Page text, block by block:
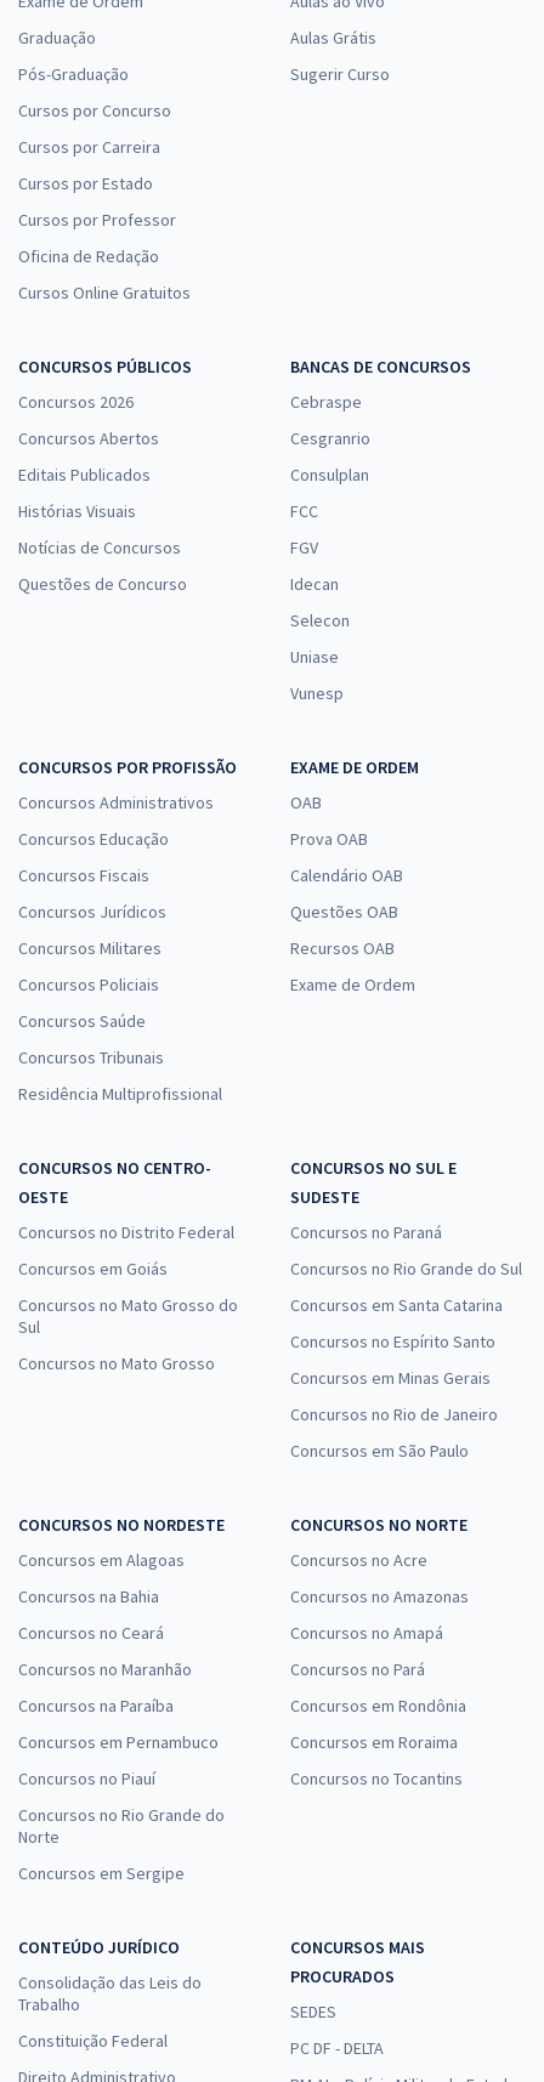
Graduação
Pós-Graduação
Cursos por Concurso
Cursos por Carreira
Cursos por Estado
Cursos por Professor
Oficina de Redação
Cursos Online Gratuitos
Aulas Grátis
Sugerir Curso
CONCURSOS PÚBLICOS
Concursos 2026
Concursos Abertos
Editais Publicados
Histórias Visuais
Notícias de Concursos
Questões de Concurso
BANCAS DE CONCURSOS
Cebraspe
Cesgranrio
Consulplan
FCC
FGV
Idecan
Selecon
Uniase
Vunesp
CONCURSOS POR PROFISSÃO
Concursos Administrativos
Concursos Educação
Concursos Fiscais
Concursos Jurídicos
Concursos Militares
Concursos Policiais
Concursos Saúde
Concursos Tribunais
Residência Multiprofissional
EXAME DE ORDEM
OAB
Prova OAB
Calendário OAB
Questões OAB
Recursos OAB
Exame de Ordem
CONCURSOS NO CENTRO-
OESTE
Concursos no Distrito Federal
Concursos em Goiás
Concursos no Mato Grosso do
Sul
Concursos no Mato Grosso
CONCURSOS NO SUL E
SUDESTE
Concursos no Paraná
Concursos no Rio Grande do Sul
Concursos em Santa Catarina
Concursos no Espírito Santo
Concursos em Minas Gerais
Concursos no Rio de Janeiro
Concursos em São Paulo
CONCURSOS NO NORDESTE
Concursos em Alagoas
Concursos na Bahia
Concursos no Ceará
Concursos no Maranhão
Concursos na Paraíba
Concursos em Pernambuco
Concursos no Piauí
Concursos no Rio Grande do
Norte
Concursos em Sergipe
CONCURSOS NO NORTE
Concursos no Acre
Concursos no Amazonas
Concursos no Amapá
Concursos no Pará
Concursos em Rondônia
Concursos em Roraima
Concursos no Tocantins
CONTEÚDO JURÍDICO
Consolidação das Leis do
Trabalho
Constituição Federal
Direito Administrativo
CONCURSOS MAIS
PROCURADOS
SEDES
PC DF - DELTA